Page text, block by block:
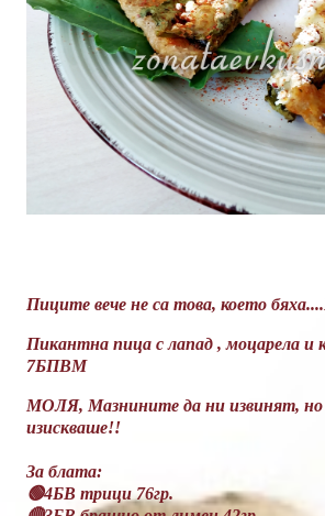
Пиците вече не са това, което
Пикантна пица с лапад , моцарела и
7БПВМ
МОЛЯ, Мазнините да ни извинят, но
изискваше!!
За блата:
🟢4БВ трици 76гр.